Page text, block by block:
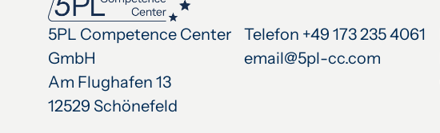
5PL Competence Center
GmbH
Am Flughafen 13
12529 Schönefeld
Telefon +49 173 235 4061
email@5pl-cc.com